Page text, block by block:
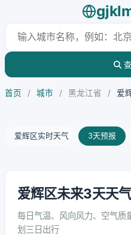
查
首页 / 城市 / 黑龙江省 / 爱
爱辉区实时天气 3天预报
爱辉区未来3天天
每日气温、风向风力、空气质
划三日出行